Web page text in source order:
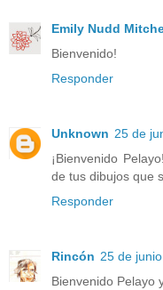
Emily Nudd
Bienvenido!
Responder
Unknown 25 de
¡Bienvenido
de tus dibujos que
Responder
Rincón 25 de
Bienvenido Pelayo